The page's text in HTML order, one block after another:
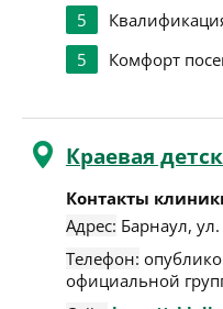
5
5
Комфорт
Краевая
Контакты
Адрес: Барнаул,
Телефон:
официальной